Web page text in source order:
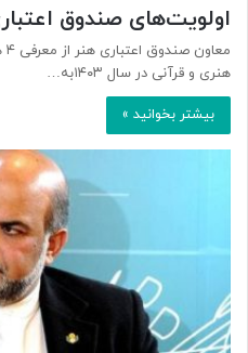
اولویت‌های صندوق
هنری و قرآنی در سال ۱۴۰۳به…
بیشتر بخوانید »